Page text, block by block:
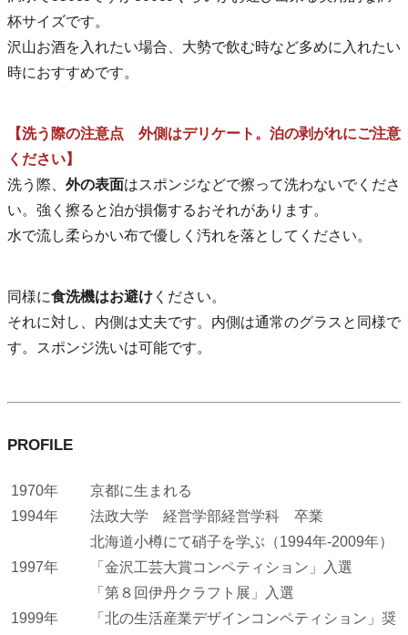
杯サイズです。
沢山お酒を入れたい場合、大勢で飲む時など多めに入れたい
時におすすめです。
【洗う際の注意点 外側はデリケート。泊の剥がれにご注意
ください】
洗う際、 外の表面はスポンジなどで擦って洗わないでくださ
い。強く擦ると泊が損傷するおそれがあります。
水で流し柔らかい布で優しく汚れを落としてください。
同様に食洗機はお避け ください。
それに対し、内側は丈夫です。内側は通常のグラスと同様で
す。スポンジ洗いは可能です。
PROFILE
1970年
1994年
1997年
1999年
京都に生まれる
法政大学 経営学部経営学科 卒業
北海道小樽にて硝子を学ぶ（1994年-2009年）
「金沢工芸大賞コンペティション」入選
「第８回伊丹クラフト展」入選
「北の生活産業デザインコンペティション」奨